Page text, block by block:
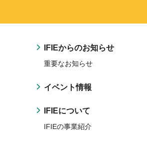
IFIEからのお知らせ
重要なお知らせ
イベント情報
IFIEについて
IFIEの事業紹介